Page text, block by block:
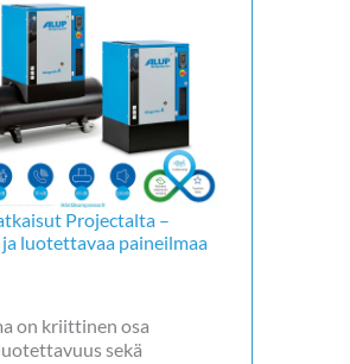
Projectalta –
luotettavaa paineilmaa
on kriittinen osa
sekä